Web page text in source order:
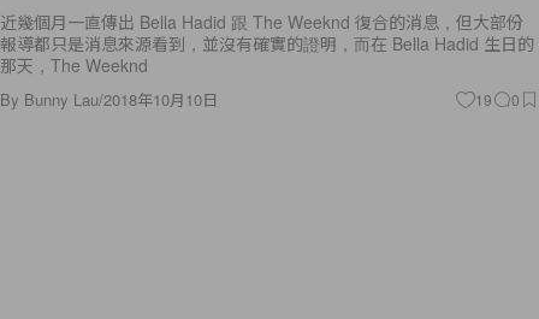
那天，The Weeknd
ByBunny Lau/2018年10月10日